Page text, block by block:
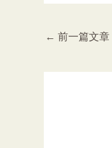
← 前一篇文章